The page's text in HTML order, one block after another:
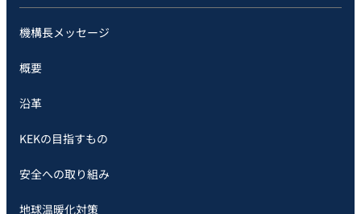
機構長メッセージ
概要
沿革
KEKの目指すもの
安全への取り組み
地球温暖化対策